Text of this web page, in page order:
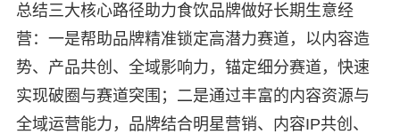
总结三大核心路径助力食饮品牌做好长期生意经
营：一是帮助品牌精准锁定高潜力赛道，以内容造
势、产品共创、全域影响力，锚定细分赛道，快速
实现破圈与赛道突围；二是通过丰富的内容资源与
全域运营能力，品牌结合明星营销、内容IP共创、